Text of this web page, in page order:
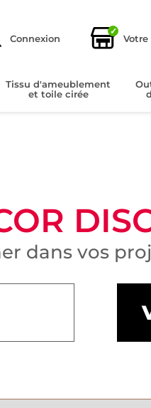
Connexion
✓
Tissu d'ameublement
et toile cirée
dans vos